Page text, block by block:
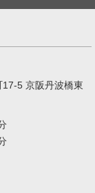
5 京阪丹波橋東